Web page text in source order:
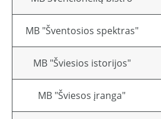
MB "Šventosios spektras"
MB "Šviesios istorijos"
MB "Šviesos įranga"